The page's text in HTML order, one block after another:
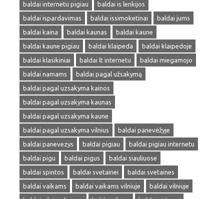
baldai internetu pigiau
baldai is lenkijos
baldai ispardavimas
baldai issimoketinai
baldai jums
baldai kaina
baldai kaunas
baldai kaune
baldai kaune pigiau
baldai klaipeda
baldai klaipedoje
baldai klasikiniai
baldai lt internetu
baldai miegamojo
baldai namams
baldai pagal užsakymą
baldai pagal uzsakyma kainos
baldai pagal uzsakyma kaunas
baldai pagal uzsakyma kaune
baldai pagal uzsakyma vilnius
baldai panevėžyje
baldai panevezys
baldai pigiau
baldai pigiau internetu
baldai pigu
baldai pigus
baldai siauliuose
baldai spintos
baldai svetainei
baldai svetaines
baldai vaikams
baldai vaikams vilniuje
baldai vilniuje